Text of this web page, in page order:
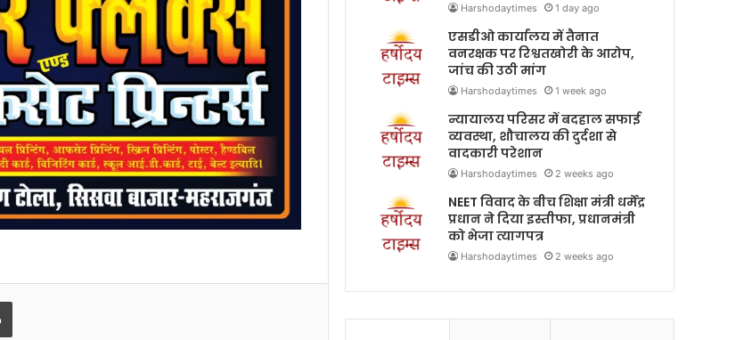
Print
Harshodaytimes 1 day ago
एसडीओ कार्यालय में तैनात
वनरक्षक पर रिश्वतखोरी के आरोप,
जांच की उठी मांग
Harshodaytimes 1 week ago
न्यायालय परिसर में बदहाल सफाई
व्यवस्था, शौचालय की दुर्दशा से
वादकारी परेशान
Harshodaytimes 2 weeks ago
NEET विवाद के बीच शिक्षा मंत्री धर्मेंद्र
प्रधान ने दिया इस्तीफा, प्रधानमंत्री
को भेजा त्यागपत्र
Harshodaytimes 2 weeks ago